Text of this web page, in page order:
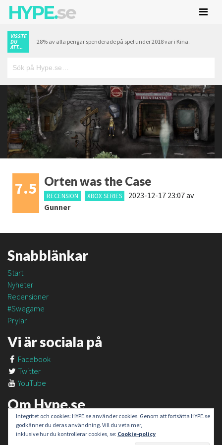
HYPE.se
VISSTE
DU
ATT...
28% av alla pengar spenderade på spel under 2018 var i Kina.
7.5 Orten was the Case
RECENSION XBOX SERIES 2023-12-17 23:07av
Gunner
Snabblänkar
Start
Nyheter
Recensioner
#Swegame
Prylar
Vi är sociala på
Facebook
Twitter
YouTube
Om Hype.se
Om oss
Om #SweGame
Integritet och cookies: HYPE.se använder cookies. Genom att fortsätta HYPE.se
godkänner du deras användning. Vill du veta mer,
inklusive hur du kontrollerar cookies, se: Cookie-policy